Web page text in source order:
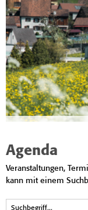
Agenda
Veranstaltungen,
kann mit einem